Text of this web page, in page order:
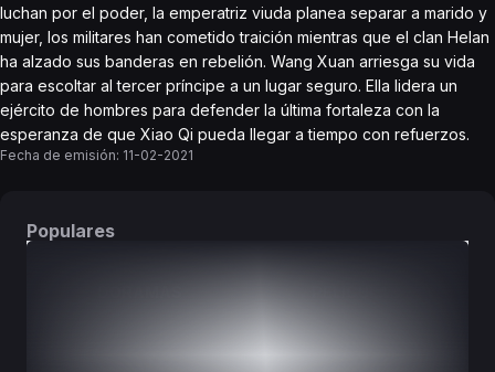
luchan por el poder, la emperatriz viuda planea separar a marido y
mujer, los militares han cometido traición mientras que el clan Helan
ha alzado sus banderas en rebelión. Wang Xuan arriesga su vida
para escoltar al tercer príncipe a un lugar seguro. Ella lidera un
ejército de hombres para defender la última fortaleza con la
esperanza de que Xiao Qi pueda llegar a tiempo con refuerzos.
Fecha de emisión: 11-02-2021
Populares